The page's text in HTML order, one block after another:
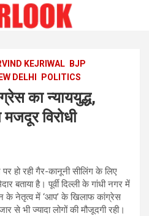
KEJRIWAL
BJP
DELHI POLITICS
का न्याययुद्ध,
विरोधी
हो रही गैर-कानूनी सीलिंग के लिए
बताया है। पूर्वी दिल्ली के गांधी नगर में
के नेतृत्व में ‘आप’ के खिलाफ कांग्रेस
से भी ज्यादा लोगों की मौजूदगी रही।